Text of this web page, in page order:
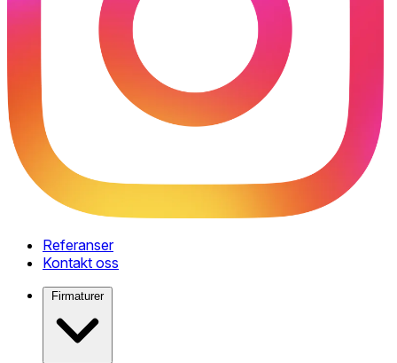
Referanser
Kontakt oss
Firmaturer